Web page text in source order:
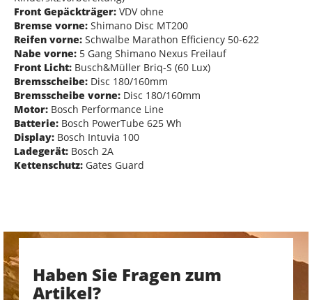
Front Gepäckträger: VDV ohne
Bremse vorne: Shimano Disc MT200
Reifen vorne: Schwalbe Marathon Efficiency 50-622
Nabe vorne: 5 Gang Shimano Nexus Freilauf
Front Licht: Busch&Müller Briq-S (60 Lux)
Bremsscheibe: Disc 180/160mm
Bremsscheibe vorne: Disc 180/160mm
Motor: Bosch Performance Line
Batterie: Bosch PowerTube 625 Wh
Display: Bosch Intuvia 100
Ladegerät: Bosch 2A
Kettenschutz: Gates Guard
Haben Sie Fragen zum
Artikel?